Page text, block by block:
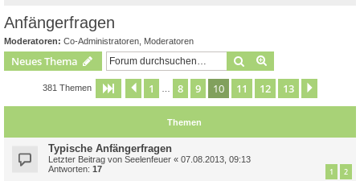
Anfängerfragen
Moderatoren: Co-Administratoren Moderatoren
Neues Thema Suche
381 Themen Seite 10 von13
Vorherige
1 8 9 10 11 12 13
Themen
Typische Anfängerfragen
Letzter Beitrag von Seelenfeuer « 07.08.2013, 09:13
Antworten: 17 1 2